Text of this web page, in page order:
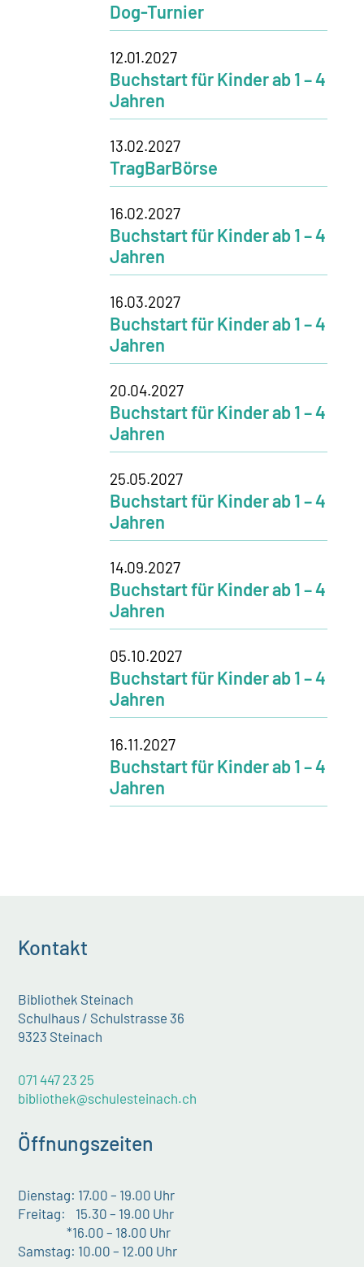
Dog-Turnier
12.01.2027
Buchstart für Kinder ab 1 – 4
Jahren
13.02.2027
TragBarBörse
16.02.2027
Buchstart für Kinder ab 1 – 4
Jahren
16.03.2027
Buchstart für Kinder ab 1 – 4
Jahren
20.04.2027
Buchstart für Kinder ab 1 – 4
Jahren
25.05.2027
Buchstart für Kinder ab 1 – 4
Jahren
14.09.2027
Buchstart für Kinder ab 1 – 4
Jahren
05.10.2027
Buchstart für Kinder ab 1 – 4
Jahren
16.11.2027
Buchstart für Kinder ab 1 – 4
Jahren
Kontakt
Bibliothek Steinach
Schulhaus / Schulstrasse 36
9323 Steinach
071 447 23 25
bibliothek@schulesteinach.ch
Öffnungszeiten
Dienstag: 17.00 – 19.00 Uhr
Freitag: 15.30 – 19.00 Uhr
*16.00 – 18.00 Uhr
Samstag: 10.00 – 12.00 Uhr